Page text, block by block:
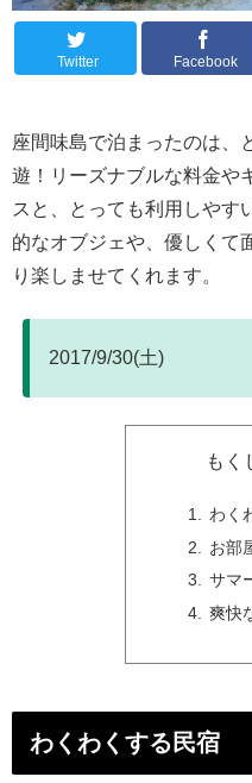
Twitter Facebook
座間味島で泊まったのは、
遊！リーズナブルな料金や
スと、とっても利用しやす
的なオブジェや、優しくて
り楽しませてくれます。
2017/9/30(土)
もく
わく
お部
サマ
爽快
わくわくする民宿